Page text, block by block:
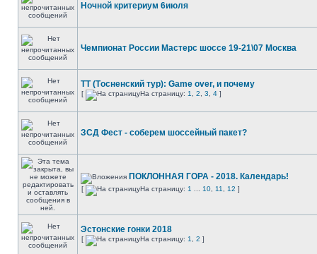
Ночной критериум 6июля
Чемпионат России Мастерс шоссе 19-21\07 Москва
ТТ (Tосненский тур): Game over, и почему
[ На страницу: 1 2 3 4 ]
ЗСД Фест - соберем шоссейный пакет?
ПОКЛОННАЯ ГОРА - 2018. Календарь!
[ На страницу: 1 10 11 12 ]
Эстонские гонки 2018
[ На страницу: 1 2 ]